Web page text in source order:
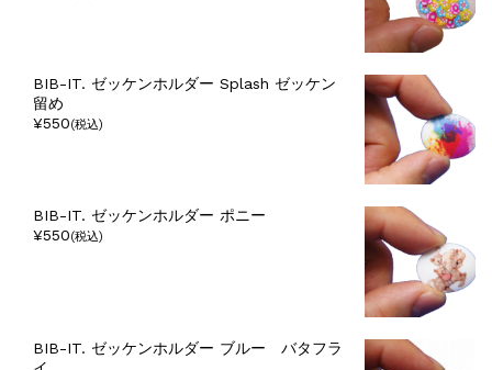
BIB-IT. ゼッケンホルダー Splash ゼッケン
留め
¥550(税込)
BIB-IT. ゼッケンホルダー ポニー
¥550(税込)
BIB-IT. ゼッケンホルダー ブルー バタフラ